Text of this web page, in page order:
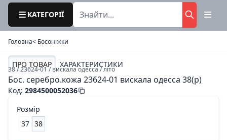
КАТЕГОРІЇ
Головна< Босоніжки
ПРО ТОВАР ХАРАКТЕРИСТИКИ
38 / 23624-01 / вискала одесса / літо
Бос. серебро.кожа 23624-01 вискала одесса 38(р)
Код: 2984500052036
Розмір
37 38